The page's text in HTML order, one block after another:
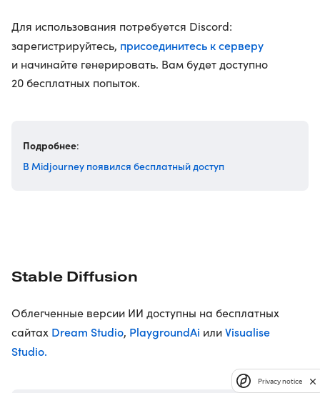
Для использования потребуется Discord:
зарегистрируйтесь, присоединитесь к серверу
и начинайте генерировать. Вам будет доступно
20 бесплатных попыток.
Подробнее:
В Midjourney появился бесплатный доступ
Stable Diffusion
Облегченные версии ИИ доступны на бесплатных
сайтах Dream Studio, PlaygroundAi илиVisualise
Studio.
Privacy notice